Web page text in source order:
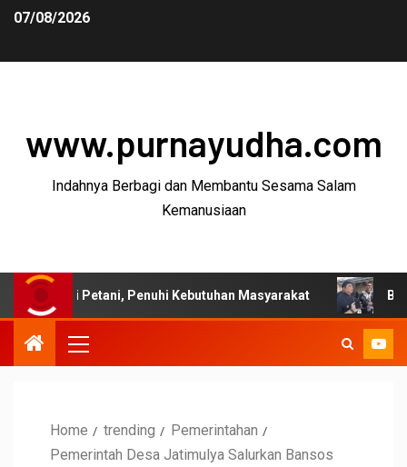
07/08/2026
www.purnayudha.com
Indahnya Berbagi dan Membantu Sesama Salam
Kemanusiaan
Petani, Penuhi Kebutuhan Masyarakat Bupati Garut:
Home trending
Pemerintahan
Pemerintah Desa Jatimulya Salurkan Bansos